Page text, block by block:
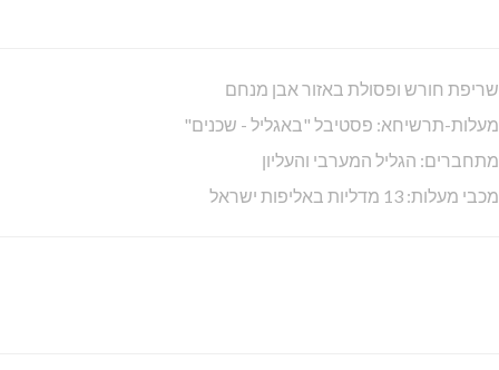
שריפת חורש ופסולת באזור אבן מנחם
מעלות-תרשיחא: פסטיבל "באגליל - שכנים"
מתחברים: הגליל המערבי והעליון
מכבי מעלות: 13 מדליות באליפות ישראל